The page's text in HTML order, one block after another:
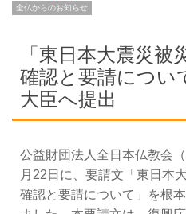
全仏からのお知らせ
「東日本大震災被
確認と要請につい
大臣へ提出
公益財団法人全日本仏教会
月22日に、要請文「東日本
確認と要請について」を根